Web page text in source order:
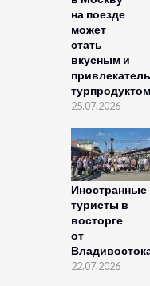
на поезде
может
стать
вкусным и
турпродуктом
25.07.2026
Иностранные
туристы в
восторге
от
22.07.2026